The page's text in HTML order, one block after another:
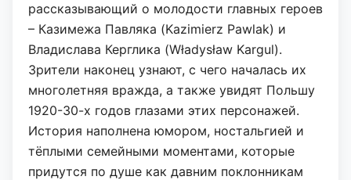
рассказывающий о молодости главных героев
– Казимежа Павляка (Kazimierz Pawlak) и
Владислава Керглика (Władysław Kargul).
Зрители наконец узнают, с чего началась их
многолетняя вражда, а также увидят Польшу
1920-30-х годов глазами этих персонажей.
История наполнена юмором, ностальгией и
тёплыми семейными моментами, которые
придутся по душе как давним поклонникам